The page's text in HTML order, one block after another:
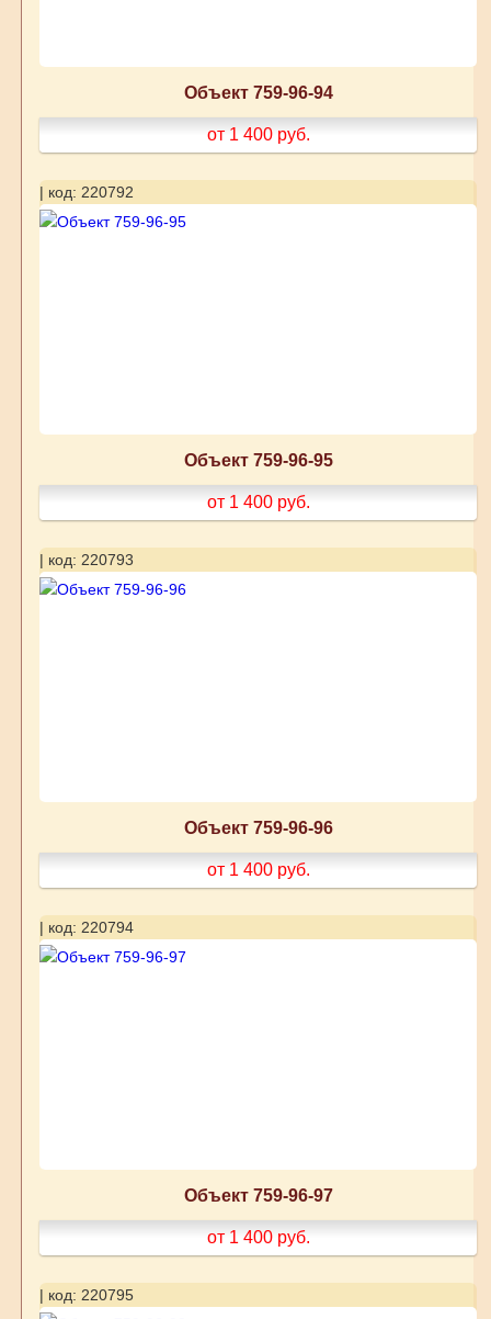
Объект 759-96-94
от 1 400 руб.
| код: 220792
Объект 759-96-95
от 1 400 руб.
| код: 220793
Объект 759-96-96
от 1 400 руб.
| код: 220794
Объект 759-96-97
от 1 400 руб.
| код: 220795